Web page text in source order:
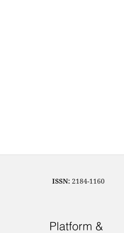
ISSN: 2184-1160